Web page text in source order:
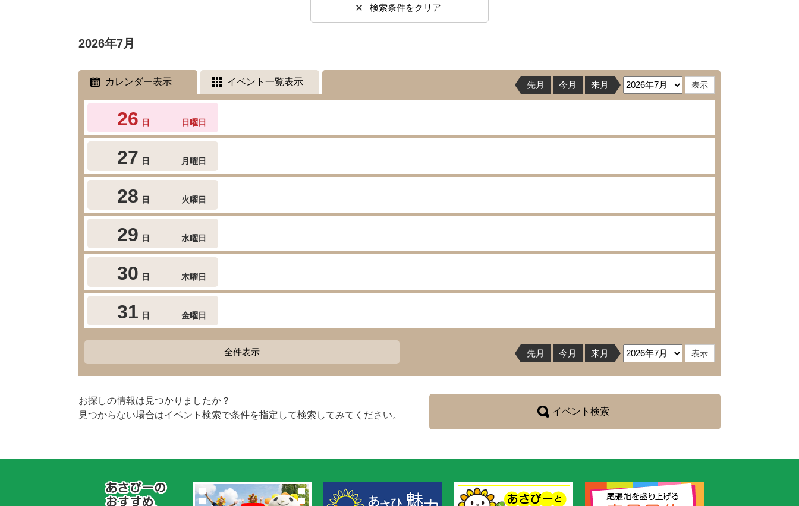
検索条件をクリア
2026年7月
カレンダー表示 イベント一覧表示 先月 今月 来月
26 日 日曜日
27 日 月曜日
28 日 火曜日
29 日 水曜日
30 日 木曜日
31 日 金曜日
全件表示 先月 今月 来月
お探しの情報は見つかりましたか？
見つからない場合はイベント検索で条件を指定して検索してみてください。
イベント検索